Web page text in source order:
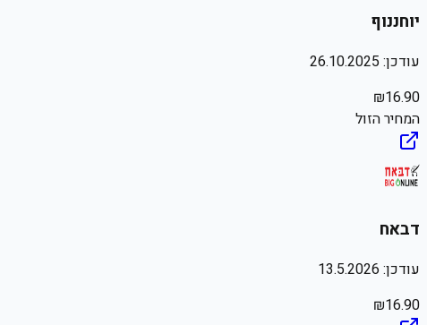
יוחננוף
עודכן: 26.10.2025
₪16.90
המחיר הזול
דבאח
עודכן: 13.5.2026
₪16.90